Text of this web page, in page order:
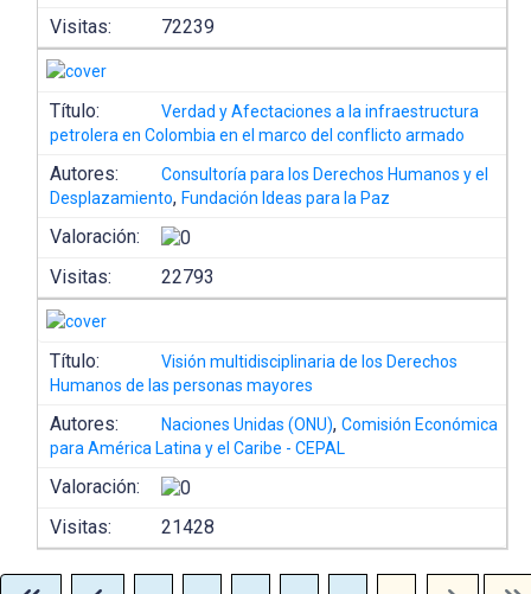
Visitas:
72239
Título:
Verdad y Afectaciones a la infraestructura
petrolera en Colombia en el marco del conflicto armado
Autores:
Consultoría para los Derechos Humanos y el
Desplazamiento,Fundación Ideas para la Paz
Valoración:
Visitas:
22793
Título:
Visión multidisciplinaria de los Derechos
Humanos de las personas mayores
Autores: Naciones Unidas (ONU),Comisión Económica
para América Latina y el Caribe - CEPAL
Valoración:
Visitas:
21428